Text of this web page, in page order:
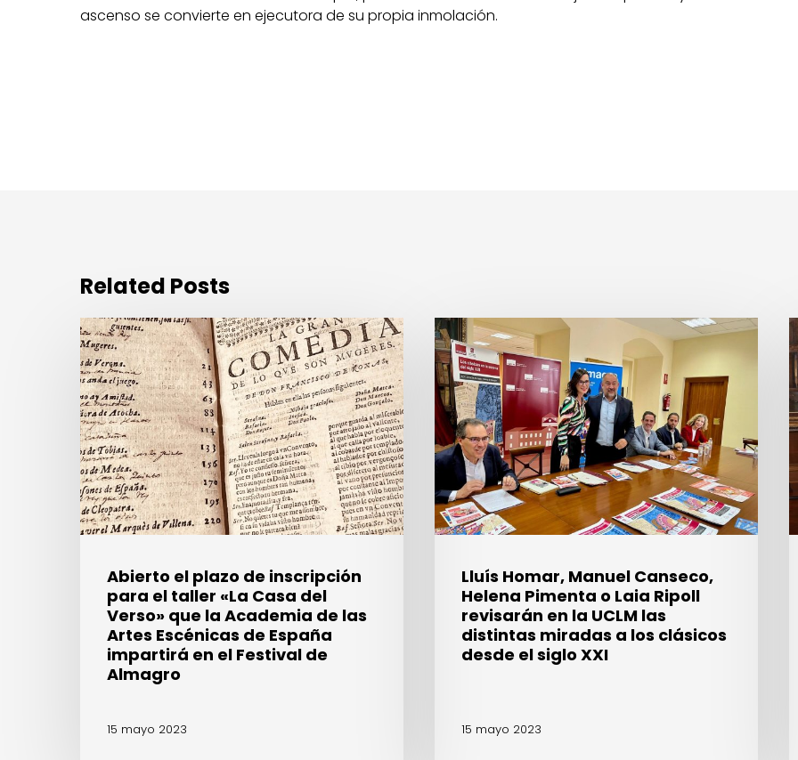
ascenso se convierte en ejecutora de su propia inmolación.
Related Posts
Abierto
el
plazo
de
inscripción
para
el
taller
«La
Casa
del
Academia
Abierto el plazo de inscripción
para el taller «La Casa del
Verso» que la Academia de las
Artes Escénicas de España
impartirá en el Festival de
Almagro
15 mayo 2023
Lluís
Homar,
Manuel
Canseco,
Helena
Pimenta
o
Laia
Ripoll
revisarán
en
UCLM
distintas
miradas
desde
Lluís Homar, Manuel Canseco,
Helena Pimenta o Laia Ripoll
revisarán en la UCLM las
distintas miradas a los clásicos
desde el siglo XXI
15 mayo 2023
y